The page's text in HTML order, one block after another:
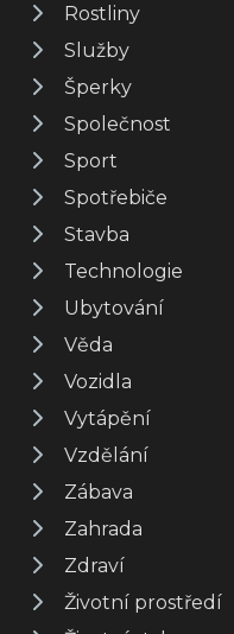
Rostliny
Služby
Šperky
Společnost
Sport
Spotřebiče
Stavba
Technologie
Ubytování
Věda
Vozidla
Vytápění
Vzdělání
Zábava
Zahrada
Zdraví
Životní prostředí